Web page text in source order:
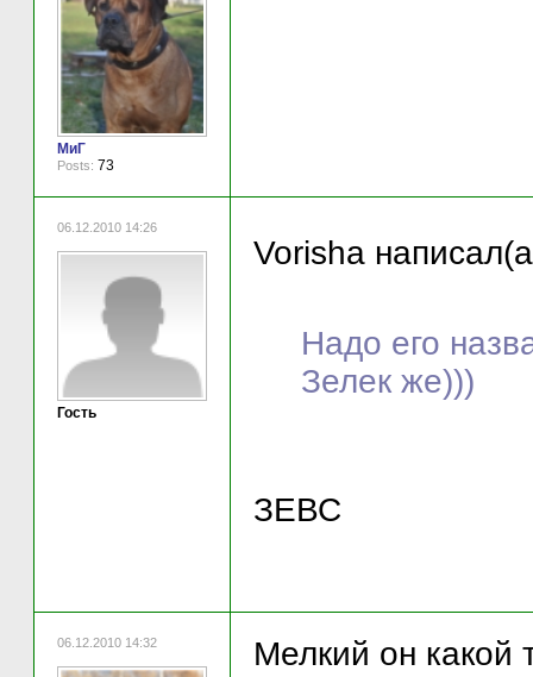
МиГ
Posts: 73
06.12.2010 14:26
Гость
Vorisha
Надо его
Зелек же)))
ЗЕВС
06.12.2010 14:32 Мелкий он какой